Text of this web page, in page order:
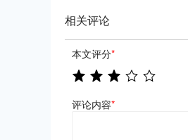
相关评论
本文评分*
评论内容*